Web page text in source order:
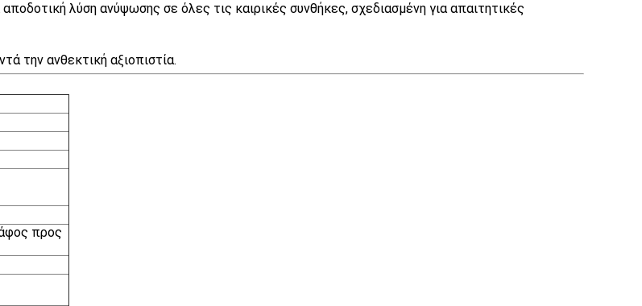
λύση ανύψωσης σε όλες τις καιρικές συνθήκες, σχεδιασμένη για απαιτητικές
την ανθεκτική αξιοπιστία.
προς